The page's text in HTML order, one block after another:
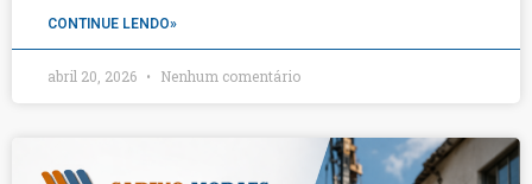
CONTINUE LENDO»
abril 20, 2026 Nenhum comentário